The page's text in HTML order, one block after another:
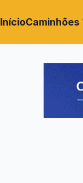
InícioCaminhões